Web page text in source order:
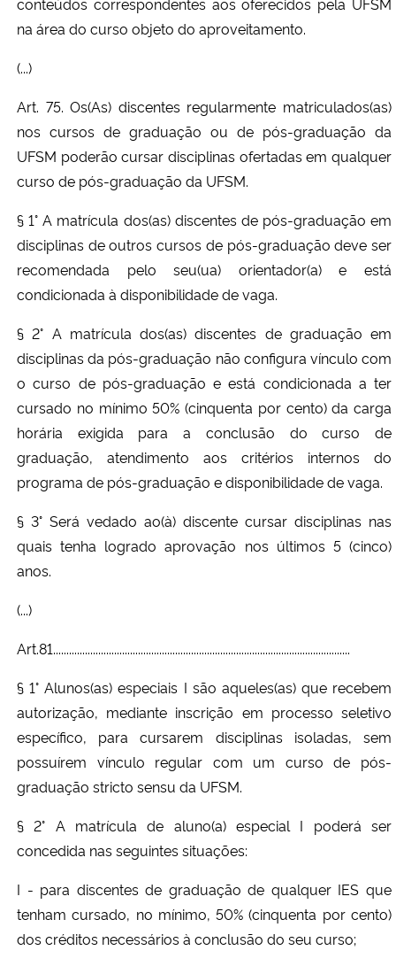
na área do curso objeto do aproveitamento.
(...)
Art. 75. Os(As) discentes regularmente matriculados(as)
nos cursos de graduação ou de pós-graduação da
UFSM poderão cursar disciplinas ofertadas em qualquer
curso de pós-graduação da UFSM.
§ 1° A matrícula dos(as) discentes de pós-graduação em
disciplinas de outros cursos de pós-graduação deve ser
recomendada pelo seu(ua) orientador(a) e está
condicionada à disponibilidade de vaga.
§ 2° A matrícula dos(as) discentes de graduação em
disciplinas da pós-graduação não configura vínculo com
o curso de pós-graduação e está condicionada a ter
cursado no mínimo 50% (cinquenta por cento) da carga
horária exigida para a conclusão do curso de
graduação, atendimento aos critérios internos do
programa de pós-graduação e disponibilidade de vaga.
§ 3° Será vedado ao(à) discente cursar disciplinas nas
quais tenha logrado aprovação nos últimos 5 (cinco)
anos.
(...)
Art.81................................................................................................................
§ 1° Alunos(as) especiais I são aqueles(as) que recebem
autorização, mediante inscrição em processo seletivo
específico, para cursarem disciplinas isoladas, sem
possuírem vínculo regular com um curso de pós-
graduação stricto sensu da UFSM.
§ 2° A matrícula de aluno(a) especial I poderá ser
concedida nas seguintes situações:
I - para discentes de graduação de qualquer IES que
tenham cursado, no mínimo, 50% (cinquenta por cento)
dos créditos necessários à conclusão do seu curso;